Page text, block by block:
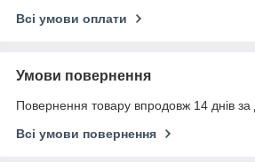
Всі умови оплати
Умови повернення
Повернення товару впродовж 14 днів за
Всі умови повернення